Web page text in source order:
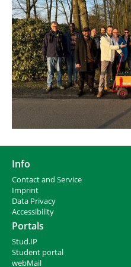
Info
Contact and Service
Imprint
Data Privacy
Accessibility
Portals
Stud.IP
Student portal
webMail